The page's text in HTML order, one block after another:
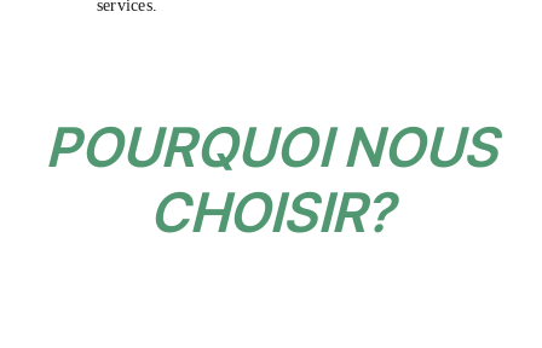
services.
POURQUOI NOUS
CHOISIR?